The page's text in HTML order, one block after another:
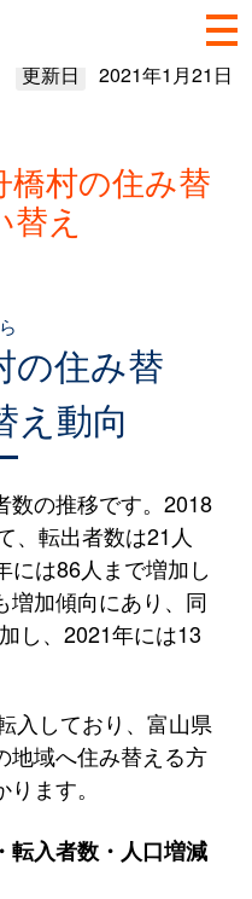
更新日 2021年1月21日
橋村の住み替
え
の住み替
え動向
数の推移です。2018
、転出者数は21人
には86人まで増加し
増加傾向にあり、同
し、2021年には13
入しており、富山県
地域へ住み替える方
ます。
転入者数・人口増減